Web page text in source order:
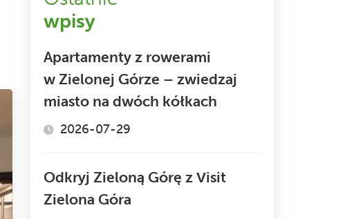
wpisy
Apartamenty z rowerami
w Zielonej Górze – zwiedzaj
miasto na dwóch kółkach
2026-07-29
Odkryj Zieloną Górę z Visit
Zielona Góra